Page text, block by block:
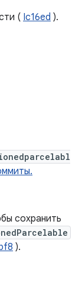
( Ic16ed ).
сохранить
).